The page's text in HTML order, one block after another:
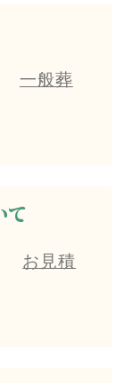
一般葬
て
お見積